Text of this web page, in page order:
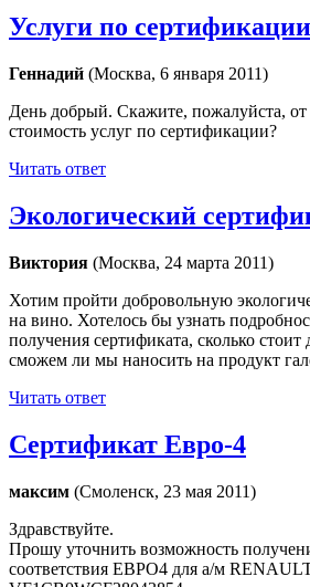
Услуги по сертификации
Геннадий (Москва, 6 января 2011)
День добрый. Скажите, пожалуйста, от
стоимость услуг по сертификации?
Читать ответ
Экологический
Виктория (Москва, 24 марта 2011)
Хотим пройти добровольную
на вино. Хотелось бы узнать
получения сертификата, сколько стоит
сможем ли мы наносить на продукт
Читать ответ
Сертификат Евро-4
максим (Cмоленск, 23 мая 2011)
Здравствуйте.
Прошу уточнить возможность
соответствия ЕВРО4 для а/м